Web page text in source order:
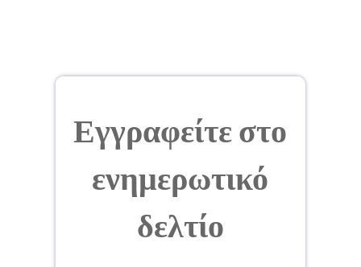
Εγγραφείτε στο
ενημερωτικό
δελτίο